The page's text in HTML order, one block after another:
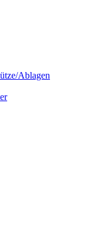
Ablagen